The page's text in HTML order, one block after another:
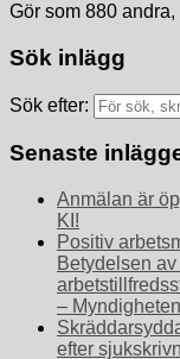
Gör som 880
Sök inlägg
Sök efter:
Senaste
Anmälan är
KI!
Positiv
Betydelsen
–
efter